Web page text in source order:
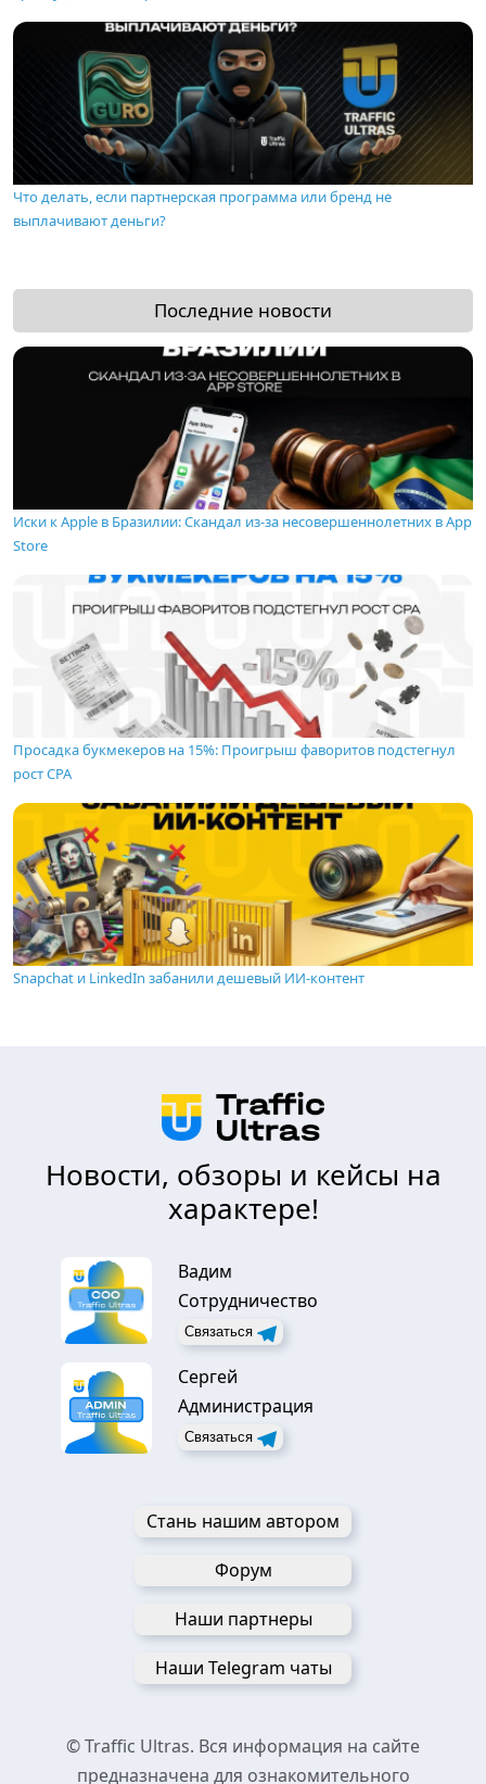
Что делать, если партнерская программа или бренд не
выплачивают деньги?
Последние новости
Иски к Apple в Бразилии: Скандал из-за несовершеннолетних в App
Store
Просадка букмекеров на 15%: Проигрыш фаворитов подстегнул
рост CPA
Snapchat и LinkedIn забанили дешевый ИИ-контент
Новости, обзоры и кейсы на
характере!
Вадим
Сотрудничество
Связаться
Сергей
Администрация
Связаться
Стань нашим автором
Форум
Наши партнеры
Наши Telegram чаты
© Traffic Ultras. Вся информация на сайте
предназначена для ознакомительного